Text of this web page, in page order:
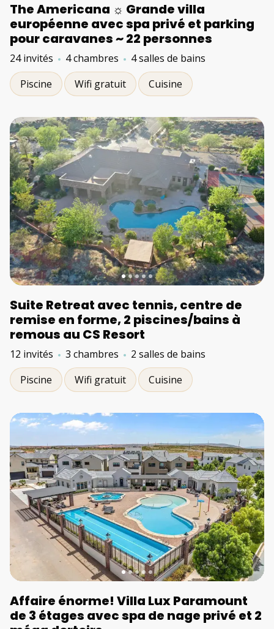
The Americana ☼ Grande villa
européenne avec spa privé et parking
pour caravanes ~ 22 personnes
24 invités 4 chambres
4 salles de bains
Piscine
Wifi gratuit Cuisine
Suite Retreat avec tennis, centre de
remise en forme, 2 piscines/bains à
remous au CS Resort
12 invités 3 chambres
2 salles de bains
Piscine
Wifi gratuit Cuisine
Affaire énorme! Villa Lux Paramount
de 3 étages avec spa de nage privé et 2